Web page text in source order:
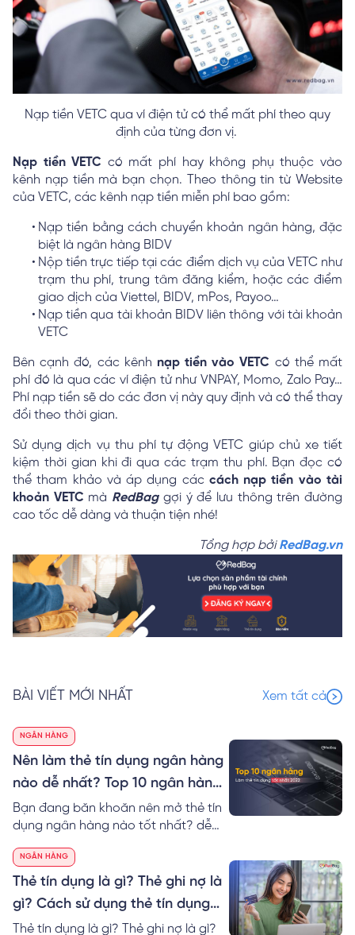
Nạp tiền VETC qua ví điện tử có thể mất phí theo quy
định của từng đơn vị.
Nạp tiền VETC có mất phí hay không phụ thuộc vào
kênh nạp tiền mà bạn chọn. Theo thông tin từ Website
của VETC, các kênh nạp tiền miễn phí bao gồm:
Nạp tiền bằng cách chuyển khoản ngân hàng, đặc
biệt là ngân hàng BIDV
Nộp tiền trực tiếp tại các điểm dịch vụ của VETC như
trạm thu phí, trung tâm đăng kiểm, hoặc các điểm
giao dịch của Viettel, BIDV, mPos, Payoo…
Nạp tiền qua tài khoản BIDV liên thông với tài khoản
VETC
Bên cạnh đó, các kênh nạp tiền vào VETC có thể mất
phí đó là qua các ví điện tử như VNPAY, Momo, Zalo Pay…
Phí nạp tiền sẽ do các đơn vị này quy định và có thể thay
đổi theo thời gian.
Sử dụng dịch vụ thu phí tự động VETC giúp chủ xe tiết
kiệm thời gian khi đi qua các trạm thu phí. Bạn đọc có
thể tham khảo và áp dụng các cách nạp tiền vào tài
khoản VETC mà RedBaggợi ý để lưu thông trên đường
cao tốc dễ dàng và thuận tiện nhé!
Tổng hợp bởiRedBag.vn
BÀI VIẾT MỚI NHẤT Xem tất cả
NGÂN HÀNG
Nên làm thẻ tín dụng ngân hàng
nào dễ nhất? Top 10 ngân hàng
làm thẻ tín dụng tốt nhất 2024
Bạn đang băn khoăn nên mở thẻ tín
dụng ngân hàng nào tốt nhất? dễ
thẻ tín dụng các ngân hàng cũng
như gợi ý Top 10 ngân hàng làm thẻ
tín dụng tốt nhất hiện nay.
NGÂN HÀNG
Thẻ tín dụng là gì? Thẻ ghi nợ là
gì? Cách sử dụng thẻ tín dụng
dễ nhất
Thẻ tín dụng là gì? Thẻ ghi nợ là gì?